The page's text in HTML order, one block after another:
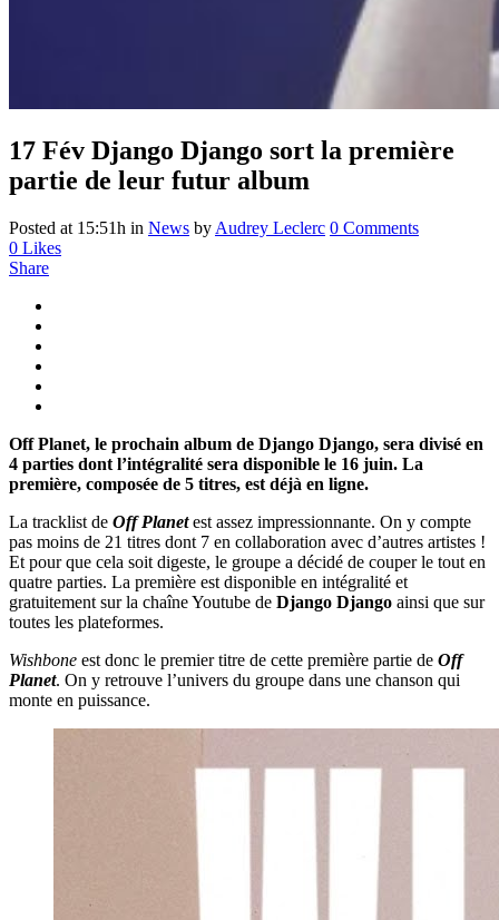
17 Fév Django Django sort la première
partie de leur futur album
Posted at 15:51h in News by Audrey Leclerc 0 Comments
0 Likes
Share
Off Planet, le prochain album de Django Django, sera divisé en
4 parties dont l’intégralité sera disponible le 16 juin. La
première, composée de 5 titres, est déjà en ligne.
La tracklist de Off Planetest assez impressionnante. On y compte
pas moins de 21 titres dont 7 en collaboration avec d’autres artistes !
Et pour que cela soit digeste, le groupe a décidé de couper le tout en
quatre parties. La première est disponible en intégralité et
gratuitement sur la chaîne Youtube de Django Django ainsi que sur
toutes les plateformes.
Wishbone est donc le premier titre de cette première partie de Off
Planet. On y retrouve l’univers du groupe dans une chanson qui
monte en puissance.